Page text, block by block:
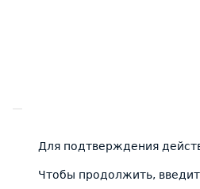
Для подтверждения
Чтобы продолжить,